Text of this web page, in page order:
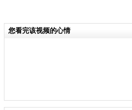
您看完该视频的心情